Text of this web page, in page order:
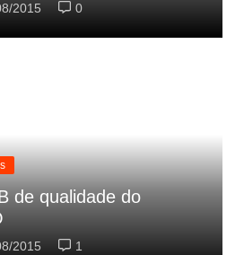
2015 0
de qualidade do
2015 1